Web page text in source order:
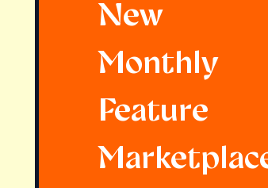
New
Monthly
Feature